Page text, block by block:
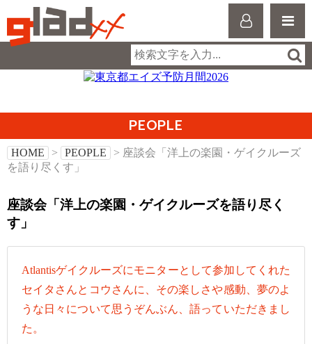
PEOPLE
HOME > PEOPLE
> 座談会「洋上の楽園・ゲイクルーズ
を語り尽くす」
座談会「洋上の楽園・ゲイクルーズを語り尽く
す」
Atlantisゲイクルーズにモニターとして参加してくれた
セイタさんとコウさんに、その楽しさや感動、夢のよ
うな日々について思うぞんぶん、語っていただきまし
た。